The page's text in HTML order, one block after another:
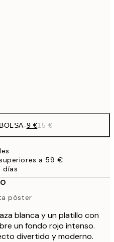
-9 €15 €
a 59 €
días
póster
blanca y un platillo con
un fondo rojo intenso.
divertido y moderno.